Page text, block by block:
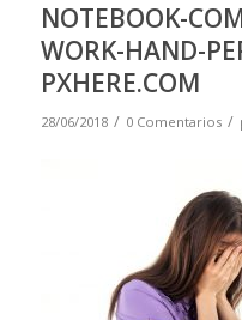
NOTEBOOK-
WORK-HAND-
PXHERE.COM
28/06/2018 / 0 Comentarios /